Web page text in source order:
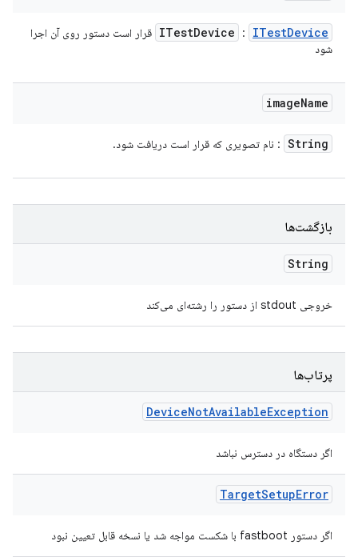
ITestDevice : ITestDevice
قرار است دستور روی آن اجرا
شود
imageName
String : نام تصویری که قرار است دریافت شود.
بازگشت‌ها
String
خروجی stdout از دستور را رشته‌ای می‌کند
پرتاب‌ها
DeviceNotAvailableException
اگر دستگاه در دسترس نباشد
TargetSetupError
اگر دستور fastboot با شکست مواجه شد یا نسخه قابل تعیین نبود